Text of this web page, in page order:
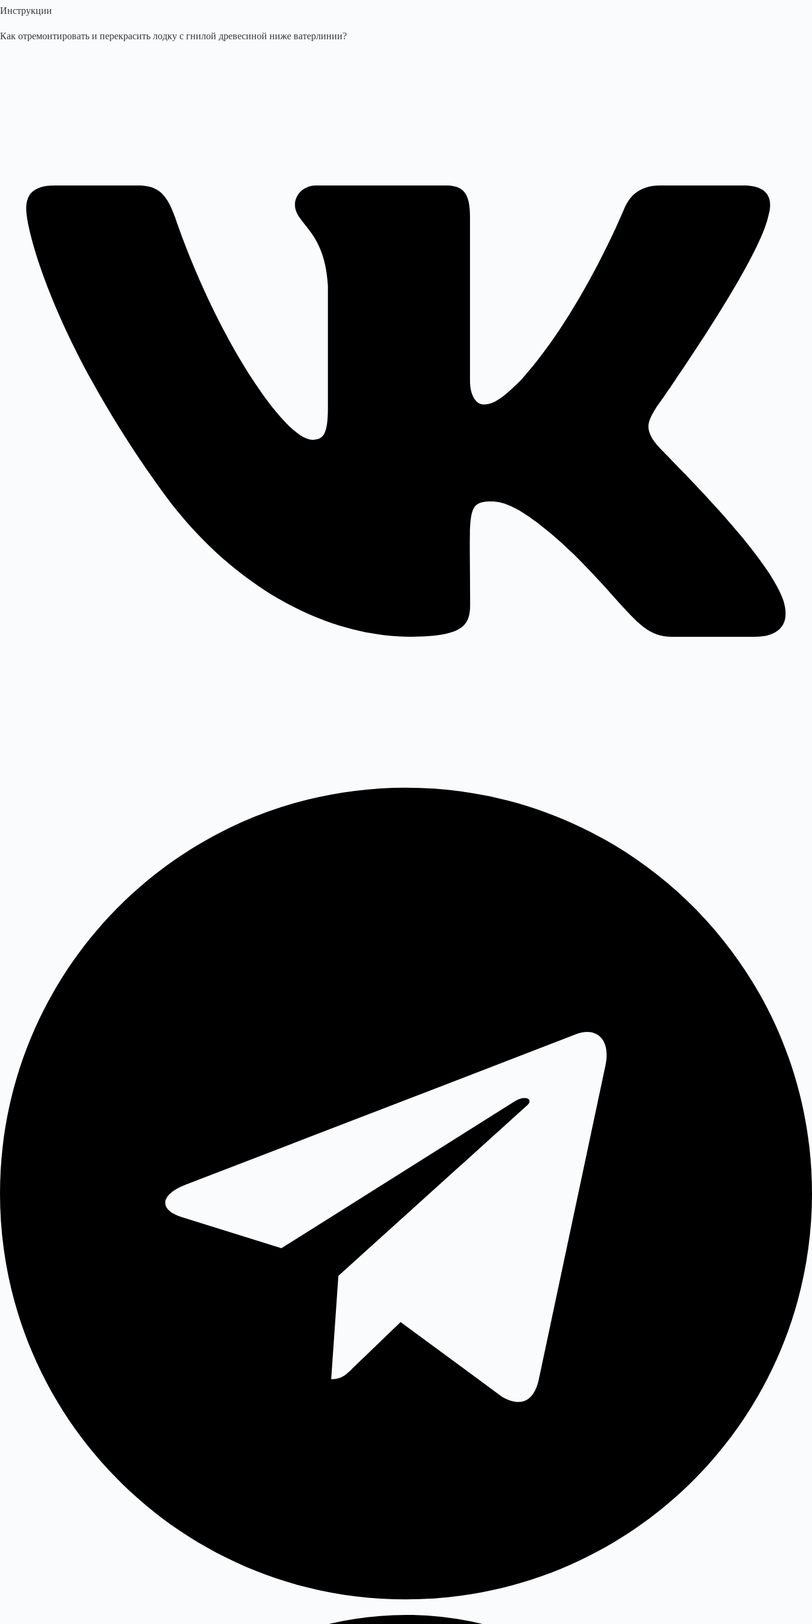
Инструкции
Как отремонтировать и перекрасить лодку с гнилой древесиной ниже ватерлинии?